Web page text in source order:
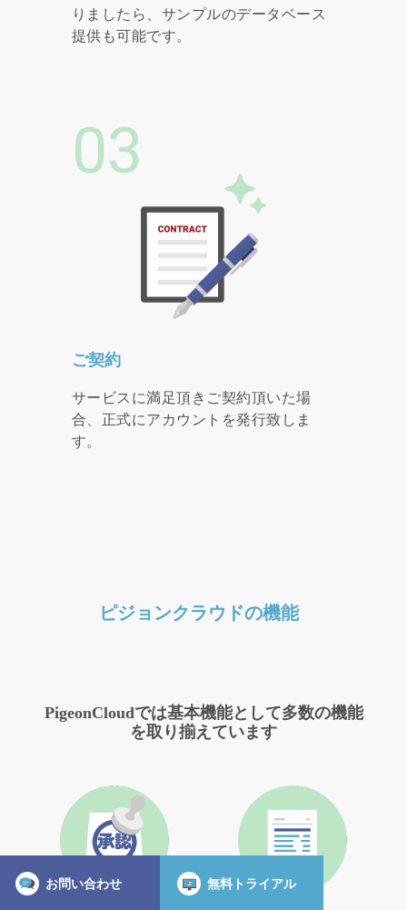
お問い合わせ 無料トライアル
りましたら、サンプルのデータベース
提供も可能です。
03
ご契約
サービスに満足頂きご契約頂いた場
合、正式にアカウントを発行致しま
す。
ピジョンクラウドの機能
PigeonCloudでは基本機能として多数の機能
を取り揃えています